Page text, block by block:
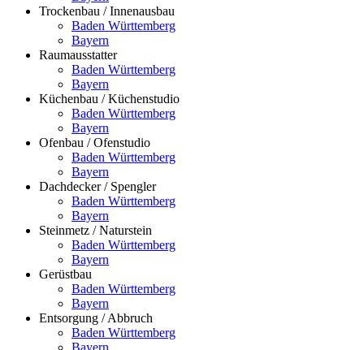
Trockenbau / Innenausbau
Baden Württemberg
Bayern
Raumausstatter
Baden Württemberg
Bayern
Küchenbau / Küchenstudio
Baden Württemberg
Bayern
Ofenbau / Ofenstudio
Baden Württemberg
Bayern
Dachdecker / Spengler
Baden Württemberg
Bayern
Steinmetz / Naturstein
Baden Württemberg
Bayern
Gerüstbau
Baden Württemberg
Bayern
Entsorgung / Abbruch
Baden Württemberg
Bayern